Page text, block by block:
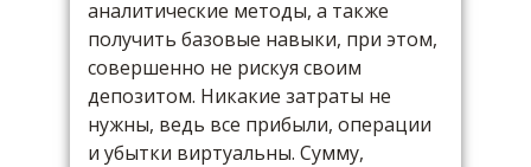
аналитические методы, а также
получить базовые навыки, при этом,
совершенно не рискуя своим
депозитом. Никакие затраты не
нужны, ведь все прибыли, операции
и убытки виртуальны. Сумму,